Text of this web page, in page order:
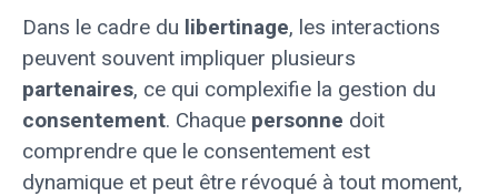
Dans le cadre du libertinage, les interactions
peuvent souvent impliquer plusieurs
partenaires, ce qui complexifie la gestion du
consentement. Chaque personne doit
comprendre que le consentement est
dynamique et peut être révoqué à tout moment,